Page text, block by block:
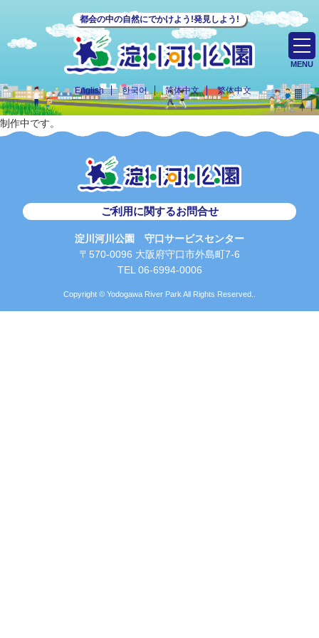
都会の中の自然にでかけよう!発見しよう!
English 한국어 简体中文 繁体中文
MENU
制作中です。
ご利用に関するお問合せ
淀川河川公園 守口サービスセンター
〒570-0096 大阪府守口市外島町7-6
TEL 06-6994-0006
Copyright © Yodogawa River Park All Rights Reserved..